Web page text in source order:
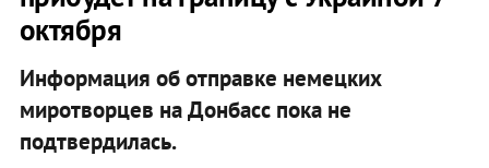
октября
Информация об отправке немецких
миротворцев на Донбасс пока не
подтвердилась.